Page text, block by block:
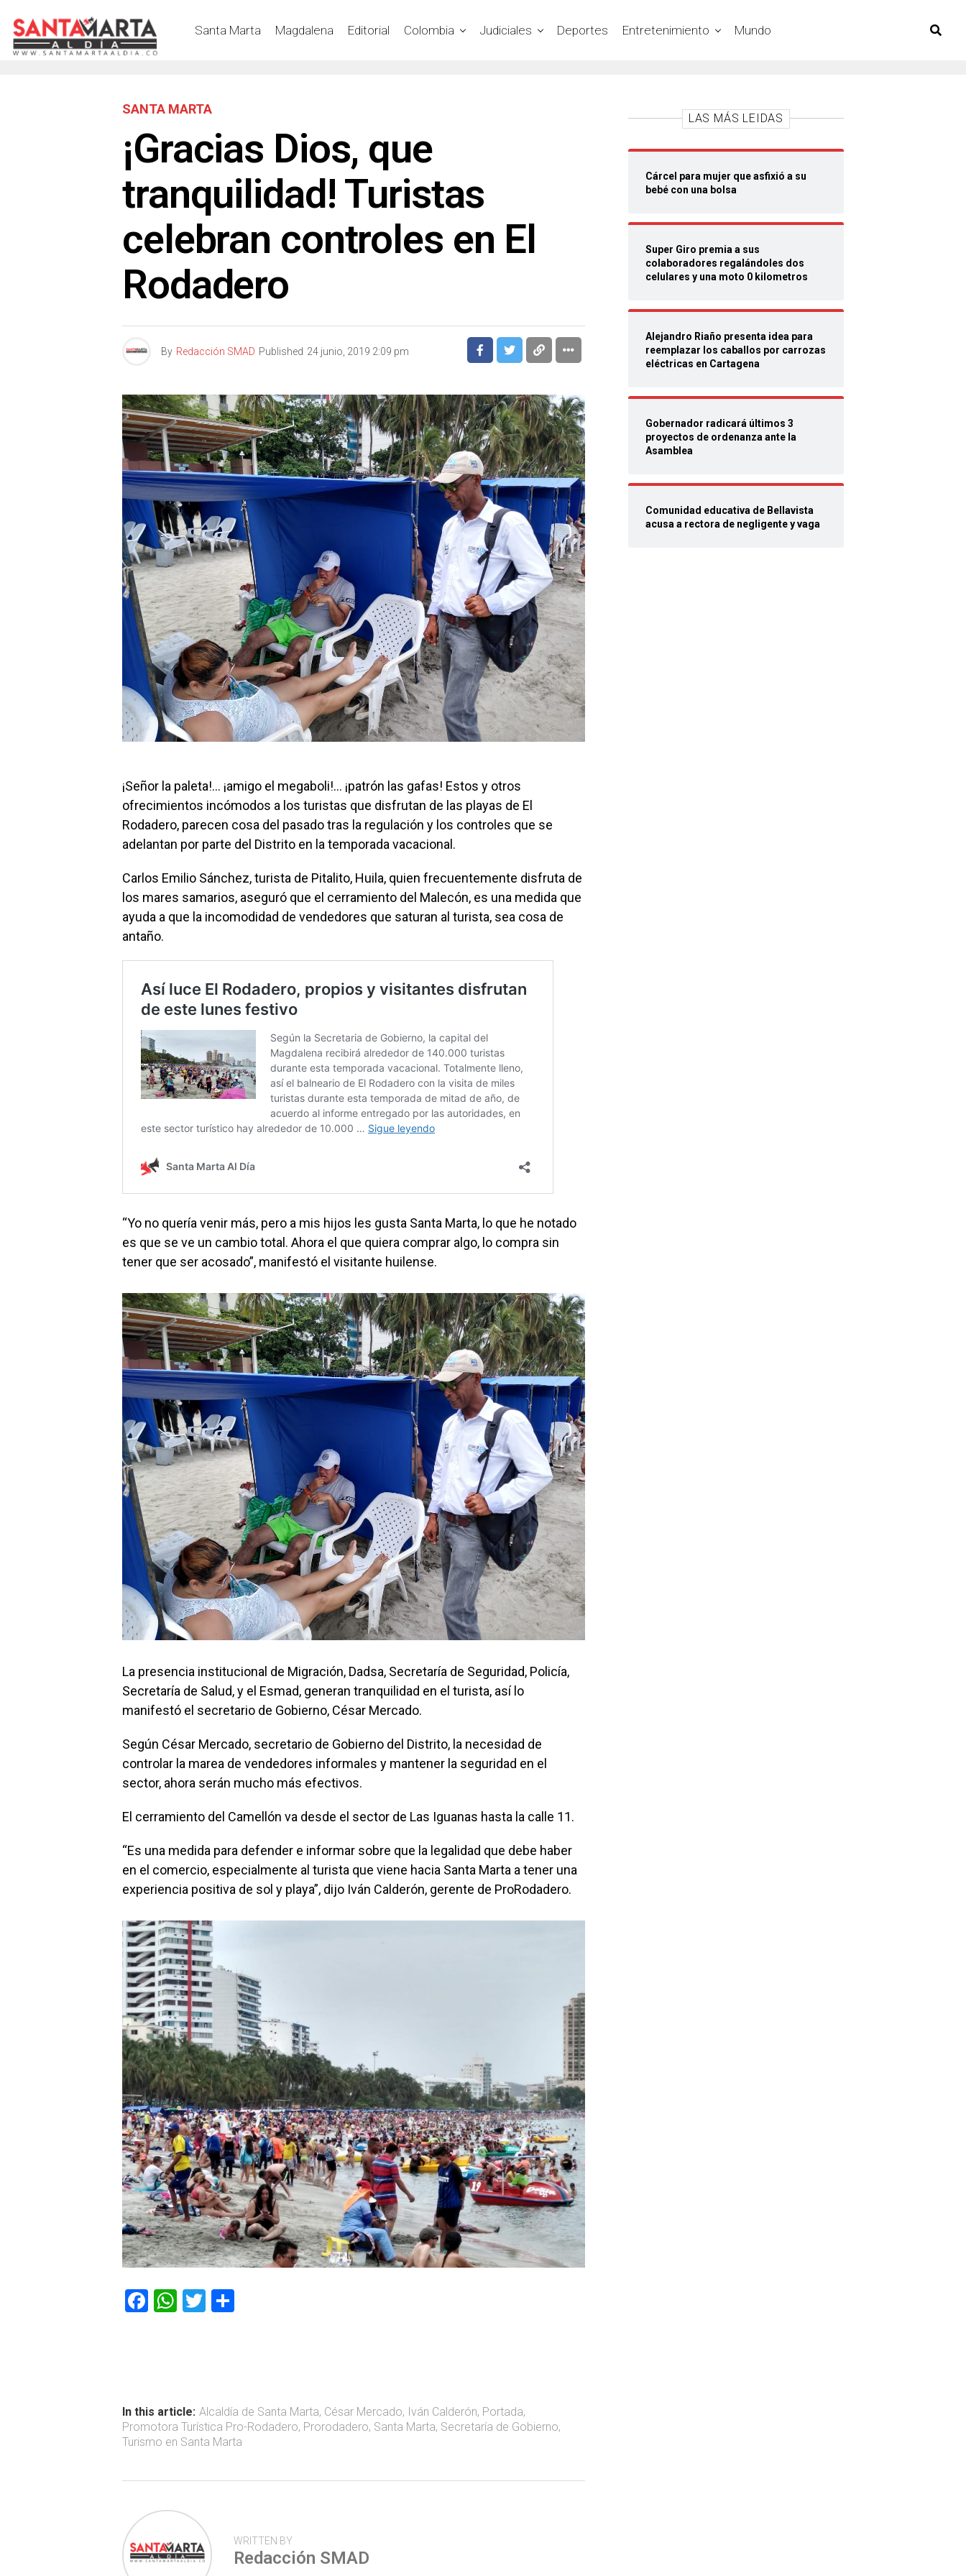
Santa Marta Magdalena Editorial Colombia Judiciales Deportes Entretenimiento Mundo
SANTA MARTA
¡Gracias Dios, que
tranquilidad! Turistas
celebran controles en El
Rodadero
By Redacción SMAD Published 24 junio, 2019 2:09 pm
¡Señor la paleta!… ¡amigo el megaboli!… ¡patrón las gafas! Estos y otros
ofrecimientos incómodos a los turistas que disfrutan de las playas de El
Rodadero, parecen cosa del pasado tras la regulación y los controles que se
adelantan por parte del Distrito en la temporada vacacional.
Carlos Emilio Sánchez, turista de Pitalito, Huila, quien frecuentemente disfruta de
los mares samarios, aseguró que el cerramiento del Malecón, es una medida que
ayuda a que la incomodidad de vendedores que saturan al turista, sea cosa de
antaño.
“Yo no quería venir más, pero a mis hijos les gusta Santa Marta, lo que he notado
es que se ve un cambio total. Ahora el que quiera comprar algo, lo compra sin
tener que ser acosado”, manifestó el visitante huilense.
La presencia institucional de Migración, Dadsa, Secretaría de Seguridad, Policía,
Secretaría de Salud, y el Esmad, generan tranquilidad en el turista, así lo
manifestó el secretario de Gobierno, César Mercado.
Según César Mercado, secretario de Gobierno del Distrito, la necesidad de
controlar la marea de vendedores informales y mantener la seguridad en el
sector, ahora serán mucho más efectivos.
El cerramiento del Camellón va desde el sector de Las Iguanas hasta la calle 11.
“Es una medida para defender e informar sobre que la legalidad que debe haber
en el comercio, especialmente al turista que viene hacia Santa Marta a tener una
experiencia positiva de sol y playa”, dijo Iván Calderón, gerente de ProRodadero.
F
ok
W
p
p
T
tir
In this article: Alcaldía de Santa Marta, César Mercado, Iván Calderón, Portada,
Promotora Turística Pro-Rodadero, Prorodadero, Santa Marta, Secretaría de Gobierno,
Turismo en Santa Marta
WRITTEN BY
Redacción SMAD
LAS MÁS LEIDAS
Cárcel para mujer que asfixió a su
bebé con una bolsa
Super Giro premia a sus
colaboradores regalándoles dos
celulares y una moto 0 kilometros
Alejandro Riaño presenta idea para
reemplazar los caballos por carrozas
eléctricas en Cartagena
Gobernador radicará últimos 3
proyectos de ordenanza ante la
Asamblea
Comunidad educativa de Bellavista
acusa a rectora de negligente y vaga